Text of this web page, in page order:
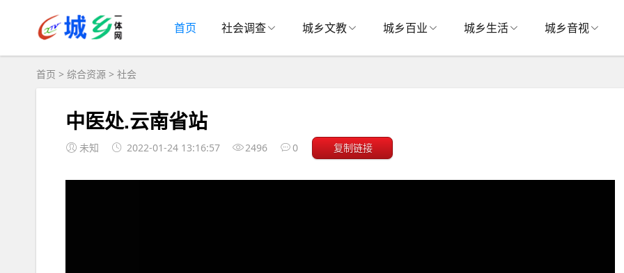
首页 社会调查 城乡文教 城乡百业 城乡生活 城乡音视
首页 > 综合资源 > 社会
中医处.云南省站
未知 2022-01-24 13:16:57 2496 0 复制链接